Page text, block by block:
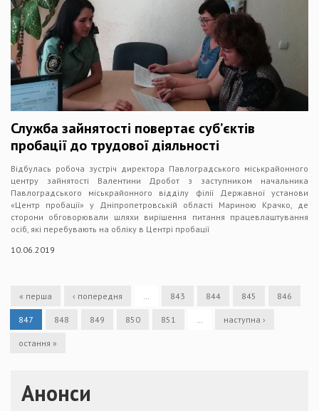
Служба зайнятості повертає суб’єктів
пробації до трудової діяльності
Відбулась робоча зустріч директора Павлоградського міськрайонного
центру зайнятості Валентини Дробот з заступником начальника
Павлоградського міськрайонного відділу філії Державної установи
«Центр пробації» у Дніпропетровській області Мариною Крачко, де
сторони обговорювали шляхи вирішення питання працевлаштування
осіб, які перебувають на обліку в Центрі пробації
10.06.2019
« перша ‹ попередня 843 844 845 846
847 848 849 850 851 наступна ›
остання »
Анонси